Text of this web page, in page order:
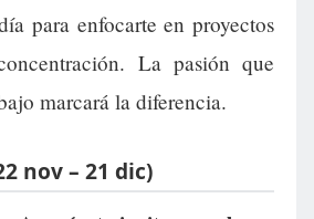
para enfocarte en proyectos
La pasión que
marcará la diferencia.
nov – 21 dic)